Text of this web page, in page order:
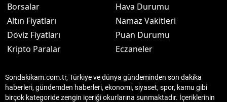
Borsalar
Altın Fiyatları
Döviz Fiyatları
Kripto Paralar
Hava Durumu
Namaz Vakitleri
Puan Durumu
Eczaneler
Sondakikam.com.tr, Türkiye ve dünya gündeminden son dakika
haberleri, gündemden haberleri, ekonomi, siyaset, spor, kamu gibi
birçok kategoride zengin içeriği okurlarına sunmaktadır. İçeriklerinin